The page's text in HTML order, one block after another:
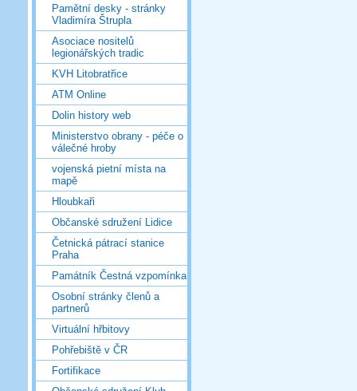
Pamětní desky - stránky
Vladimíra Štrupla
Asociace nositelů
legionářských tradic
KVH Litobratřice
ATM Online
Dolin history web
Ministerstvo obrany - péče o
válečné hroby
vojenská pietní místa na
mapě
Hloubkaři
Občanské sdružení Lidice
Četnická pátrací stanice
Praha
Památník Čestná vzpomínka
Osobní stránky členů a
partnerů
Virtuální hřbitovy
Pohřebiště v ČR
Fortifikace